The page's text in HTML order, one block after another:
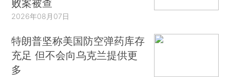
败案被查
2026年08月07日
特朗普坚称美国防空弹药库存
充足 但不会向乌克兰提供更
多